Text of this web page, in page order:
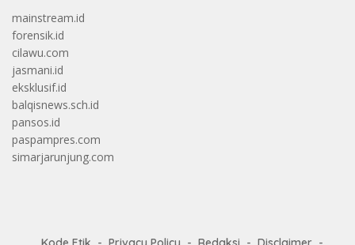
mainstream.id
forensik.id
cilawu.com
jasmani.id
eksklusif.id
balqisnews.sch.id
pansos.id
paspampres.com
simarjarunjung.com